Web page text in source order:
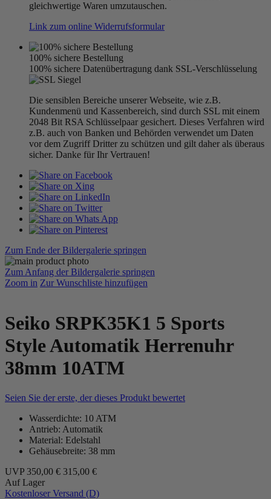
gleichwertige Waren umzutauschen.
Link zum online Widerrufsformular
100% sichere Bestellung
100% sichere Datenübertragung dank SSL-Verschlüsselung
Die sensiblen Bereiche unserer Webseite, wie z.B.
Kundenmenü und Kassenbereich, sind durch SSL mit einem
2048 Bit RSA Schlüsselpaar gesichert. Dieses Verfahren wird
z.B. auch von Banken und Behörden verwendet um Daten
vor dem Zugriff Dritter zu schützen und gilt daher als überaus
sicher. Danke für Ihr Vertrauen!
Zum Ende der Bildergalerie springen
Zum Anfang der Bildergalerie springen
Zoom in Zur Wunschliste hinzufügen
Seiko SRPK35K1 5 Sports
Style Automatik Herrenuhr
38mm 10ATM
Seien Sie der erste, der dieses Produkt bewertet
Wasserdichte: 10 ATM
Antrieb: Automatik
Material: Edelstahl
Gehäusebreite: 38 mm
UVP 350,00 € 315,00 €
Auf Lager
Kostenloser Versand (D)